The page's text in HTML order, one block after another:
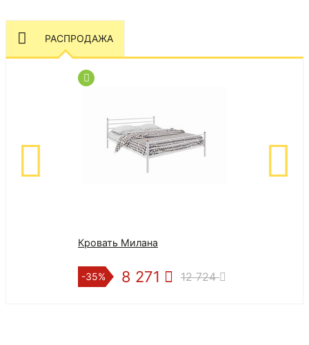
РАСПРОДАЖА
Кровать Милана
-35% 8 271 12 724